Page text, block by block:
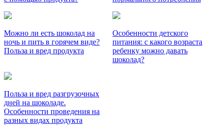
Можно ли есть шоколад на
ночь и пить в горячем виде?
Польза и вред продукта
Особенности детского
питания: с какого возраста
ребенку можно давать
шоколад?
Польза и вред разгрузочных
дней на шоколаде.
Особенности проведения на
разных видах продукта